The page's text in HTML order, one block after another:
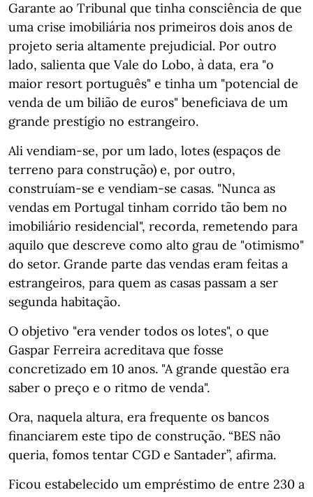
Garante ao Tribunal que tinha consciência de que
uma crise imobiliária nos primeiros dois anos de
projeto seria altamente prejudicial. Por outro
lado, salienta que Vale do Lobo, à data, era "o
maior resort português" e tinha um "potencial de
venda de um bilião de euros" beneficiava de um
grande prestígio no estrangeiro.
Ali vendiam-se, por um lado, lotes (espaços de
terreno para construção) e, por outro,
construíam-se e vendiam-se casas. "Nunca as
vendas em Portugal tinham corrido tão bem no
imobiliário residencial", recorda, remetendo para
aquilo que descreve como alto grau de "otimismo"
do setor. Grande parte das vendas eram feitas a
estrangeiros, para quem as casas passam a ser
segunda habitação.
O objetivo "era vender todos os lotes", o que
Gaspar Ferreira acreditava que fosse
concretizado em 10 anos. "A grande questão era
saber o preço e o ritmo de venda".
Ora, naquela altura, era frequente os bancos
financiarem este tipo de construção. “BES não
queria, fomos tentar CGD e Santader”, afirma.
Ficou estabelecido um empréstimo de entre 230 a